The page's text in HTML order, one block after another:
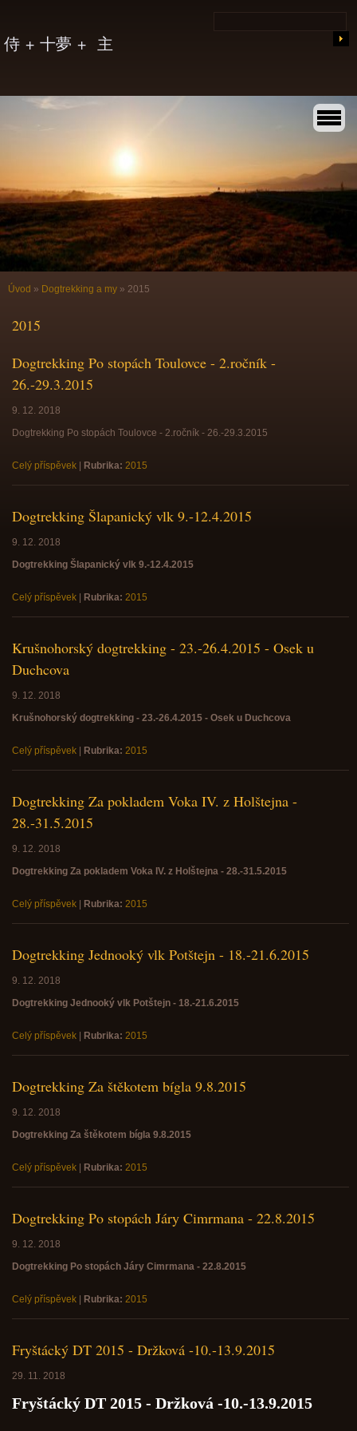
侍 + 十夢 + 主
Úvod » Dogtrekking a my » 2015
2015
Dogtrekking Po stopách Toulovce - 2.ročník -
26.-29.3.2015
9. 12. 2018
Dogtrekking Po stopách Toulovce - 2.ročník - 26.-29.3.2015
Celý příspěvek Rubrika: 2015
Dogtrekking Šlapanický vlk 9.-12.4.2015
9. 12. 2018
Dogtrekking Šlapanický vlk 9.-12.4.2015
Celý příspěvek Rubrika: 2015
Krušnohorský dogtrekking - 23.-26.4.2015 - Osek u
Duchcova
9. 12. 2018
Krušnohorský dogtrekking - 23.-26.4.2015 - Osek u Duchcova
Celý příspěvek Rubrika: 2015
Dogtrekking Za pokladem Voka IV. z Holštejna -
28.-31.5.2015
9. 12. 2018
Dogtrekking Za pokladem Voka IV. z Holštejna - 28.-31.5.2015
Celý příspěvek Rubrika: 2015
Dogtrekking Jednooký vlk Potštejn - 18.-21.6.2015
9. 12. 2018
Dogtrekking Jednooký vlk Potštejn - 18.-21.6.2015
Celý příspěvek Rubrika: 2015
Dogtrekking Za štěkotem bígla 9.8.2015
9. 12. 2018
Dogtrekking Za štěkotem bígla 9.8.2015
Celý příspěvek Rubrika: 2015
Dogtrekking Po stopách Járy Cimrmana - 22.8.2015
9. 12. 2018
Dogtrekking Po stopách Járy Cimrmana - 22.8.2015
Celý příspěvek Rubrika: 2015
Fryštácký DT 2015 - Držková -10.-13.9.2015
29. 11. 2018
Fryštácký DT 2015 - Držková -10.-13.9.2015